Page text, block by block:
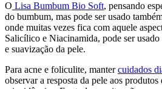
O Lisa Bumbum Bio Soft, pensando
do bumbum, mas pode ser usado
onde muitas vezes fica com aquele
Salicílico e Niacinamida, pode ser
e suavização da pele.
Para acne e foliculite, mantercuidados
observar a resposta da pele aos